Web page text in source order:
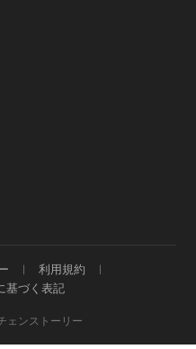
利用規約
基づく表記
ェンストーリー